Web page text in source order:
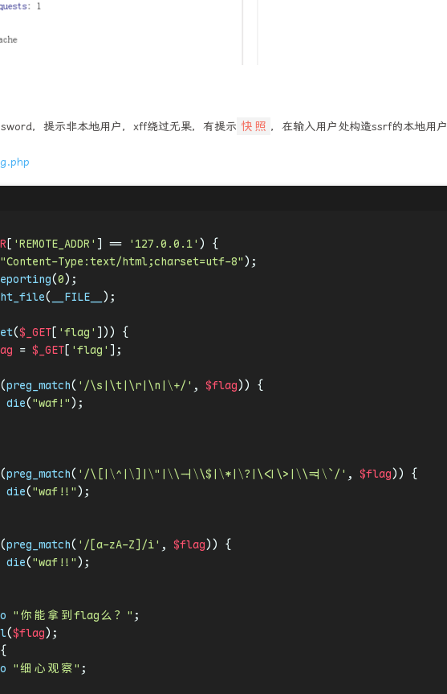
，提示非本地用户，xff绕过无果，有提示 快照 ，在输入用户处构造ssrf的本地用户
[ 'REMOTE_ADDR' ] == '127.0.0.1' ) {
"Content-Type:text/html;charset=utf-8");
(0);
( __FILE__ );
($_GET[ 'flag' ])) {
= $_GET[ 'flag' ];
(preg_match( '/\s|\t|\r|\n|\+/' , $flag)) {
die("waf!");
(preg_match( '/\[|\^|\]|\"|\\-|\\$|\*|\?|\<|\>|\\=|\`/' , $flag)) {
die("waf!!");
(preg_match( '/[a-zA-Z]/i' , $flag)) {
die("waf!!");
"你能拿到flag么？" ;
($flag);
{
"细心观察" ;